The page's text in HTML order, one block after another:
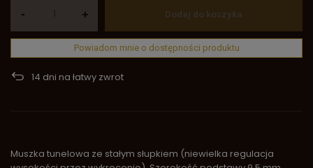
- + Dodaj do koszyka
Powiadom mnie o dostępności produktu
14 dni na łatwy zwrot
Muszka tunelowa ze stałym słupkiem (niewielka regulacja